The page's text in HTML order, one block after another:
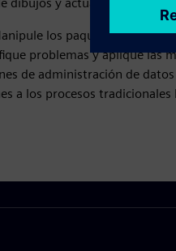
los paquetes para
problemas y aplique las
de administración de
a los procesos tradicionales